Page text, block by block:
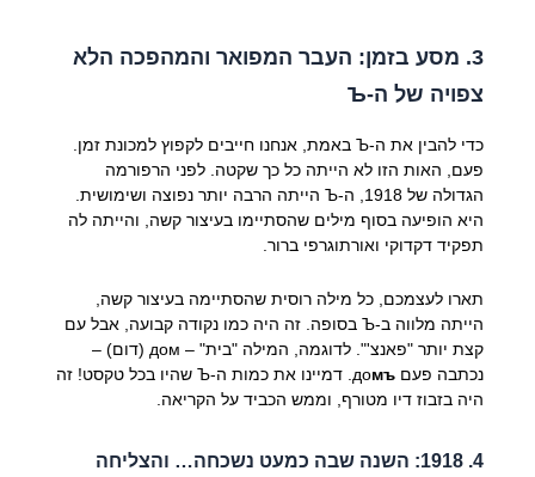
3. מסע בזמן: העבר המפואר והמהפכה הלא
צפויה של ה-Ъ
כדי להבין את ה-Ъ באמת, אנחנו חייבים לקפוץ למכונת זמן.
פעם, האות הזו לא הייתה כל כך שקטה. לפני הרפורמה
הגדולה של 1918, ה-Ъ הייתה הרבה יותר נפוצה ושימושית.
היא הופיעה בסוף מילים שהסתיימו בעיצור קשה, והייתה לה
תפקיד דקדוקי ואורתוגרפי ברור.
תארו לעצמכם, כל מילה רוסית שהסתיימה בעיצור קשה,
הייתה מלווה ב-Ъ בסופה. זה היה כמו נקודה קבועה, אבל עם
קצת יותר "פאנצ'". לדוגמה, המילה "בית" – дом (דום) –
נכתבה פעם до мъ
. דמיינו את כמות ה-Ъ שהיו בכל טקסט! זה
היה בזבוז דיו מטורף, וממש הכביד על הקריאה.
4. 1918: השנה שבה כמעט נשכחה… והצליחה